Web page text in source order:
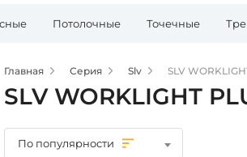
Потолочные Точечные
Главная Серия Slv SLV
SLV WORKLIGHT
По популярности